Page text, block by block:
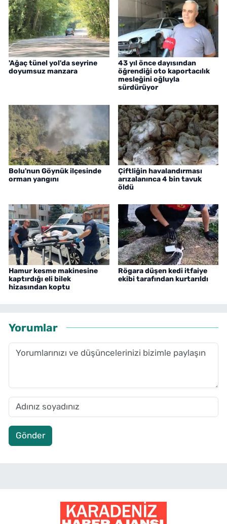
'Ağaç tünel yol'da seyrine
doyumsuz manzara
43 yıl önce dayısından
öğrendiği oto kaportacılık
mesleğini oğluyla
sürdürüyor
Bolu'nun Göynük ilçesinde
orman yangını
Çiftliğin havalandırması
arızalanınca 4 bin tavuk
öldü
Hamur kesme makinesine
kaptırdığı eli bilek
hizasından koptu
Rögara düşen kedi itfaiye
ekibi tarafından kurtarıldı
Yorumlar
Gönder